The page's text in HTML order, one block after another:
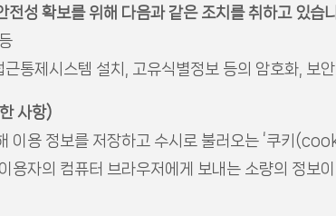
성 확보를 위해 다음과 같은 조치를 취하고 있습
통제시스템 설치, 고유식별정보 등의 암호화, 보안
사항)
용 정보를 저장하고 수시로 불러오는 ‘쿠키
자의 컴퓨터 브라우저에게 보내는 소량의 정보